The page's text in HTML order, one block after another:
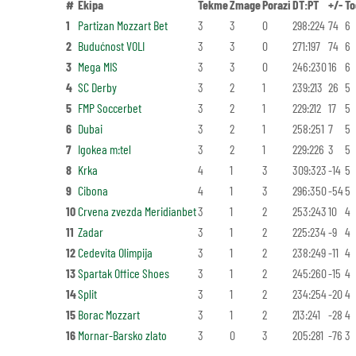
# Ekipa TekmeZmagePoraziDT:PT +/-
1
Partizan Mozzart Bet 3 3 0 298:224 74 6
2 Budućnost VOLI 3 3 0 271:197 74 6
3 Mega MIS 3 3 0 246:23016 6
4 SC Derby 3 2 1 239:213 26 5
5 FMP Soccerbet 3 2 1 229:212 17 5
6 Dubai 3 2 1 258:251 7
5
7 Igokea m:tel 3 2 1 229:226 3
5
8 Krka 4 1 3 309:323-14 5
9 Cibona 4 1 3 296:350-545
10Crvena zvezda Meridianbet3 1 2 253:24310 4
11 Zadar 3 1 2 225:234-9 4
12Cedevita Olimpija 3 1 2 238:249-11 4
13Spartak Office Shoes 3 1 2 245:260-15 4
14Split 3 1 2 234:254-204
15 Borac Mozzart 3 1 2 213:241 -28 4
16 Mornar-Barsko zlato 3 0 3 205:281 -76 3